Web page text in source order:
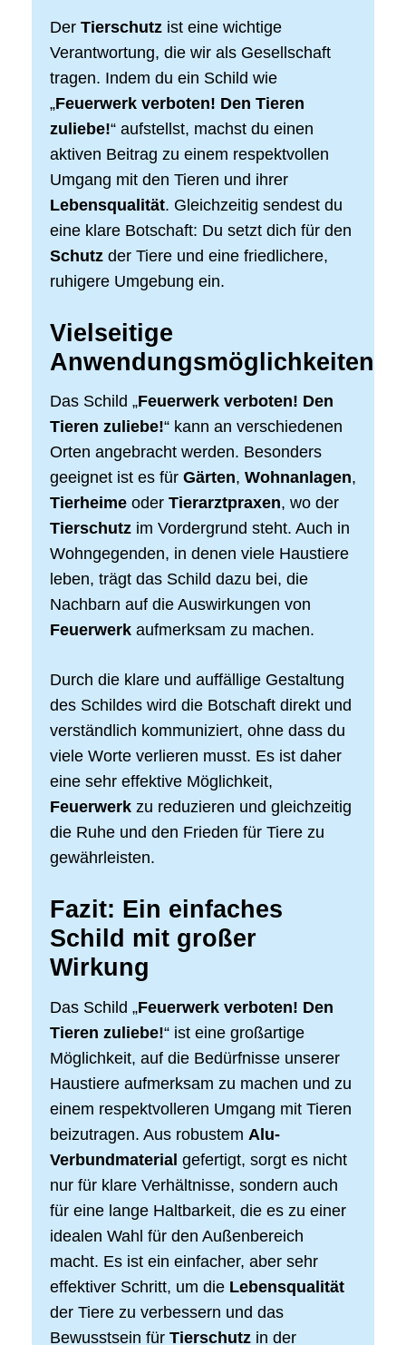
Der Tierschutz ist eine wichtige
Verantwortung, die wir als Gesellschaft
tragen. Indem du ein Schild wie
„Feuerwerk verboten! Den Tieren
zuliebe!“ aufstellst, machst du einen
aktiven Beitrag zu einem respektvollen
Umgang mit den Tieren und ihrer
Lebensqualität. Gleichzeitig sendest du
eine klare Botschaft: Du setzt dich für den
Schutz der Tiere und eine friedlichere,
ruhigere Umgebung ein.
Vielseitige
Anwendungsmöglichkeiten
Das Schild „Feuerwerk verboten! Den
Tieren zuliebe!“ kann an verschiedenen
Orten angebracht werden. Besonders
geeignet ist es für Gärten, Wohnanlagen,
Tierheime oder Tierarztpraxen, wo der
Tierschutz im Vordergrund steht. Auch in
Wohngegenden, in denen viele Haustiere
leben, trägt das Schild dazu bei, die
Nachbarn auf die Auswirkungen von
Feuerwerk aufmerksam zu machen.
Durch die klare und auffällige Gestaltung
des Schildes wird die Botschaft direkt und
verständlich kommuniziert, ohne dass du
viele Worte verlieren musst. Es ist daher
eine sehr effektive Möglichkeit,
Feuerwerk zu reduzieren und gleichzeitig
die Ruhe und den Frieden für Tiere zu
gewährleisten.
Fazit: Ein einfaches
Schild mit großer
Wirkung
Das Schild „Feuerwerk verboten! Den
Tieren zuliebe!“ ist eine großartige
Möglichkeit, auf die Bedürfnisse unserer
Haustiere aufmerksam zu machen und zu
einem respektvolleren Umgang mit Tieren
beizutragen. Aus robustem Alu-
Verbundmaterial gefertigt, sorgt es nicht
nur für klare Verhältnisse, sondern auch
für eine lange Haltbarkeit, die es zu einer
idealen Wahl für den Außenbereich
macht. Es ist ein einfacher, aber sehr
effektiver Schritt, um die Lebensqualität
der Tiere zu verbessern und das
Bewusstsein für Tierschutz in der